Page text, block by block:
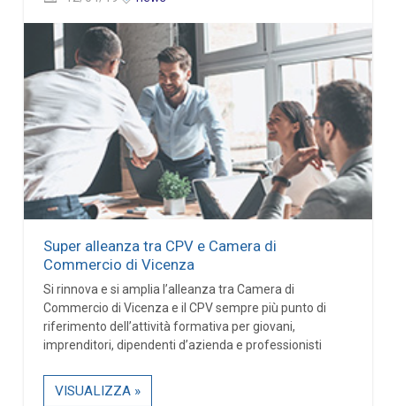
Super alleanza tra CPV e Camera di
Commercio di Vicenza
Si rinnova e si amplia l’alleanza tra Camera di
Commercio di Vicenza e il CPV sempre più punto di
riferimento dell’attività formativa per giovani,
imprenditori, dipendenti d’azienda e professionisti
VISUALIZZA »